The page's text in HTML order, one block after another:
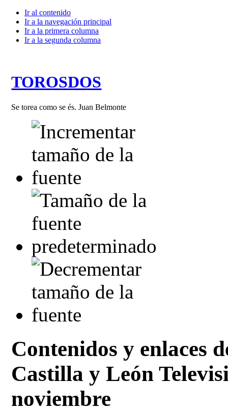
Ir al contenido
Ir a la navegación principal
Ir a la primera columna
Ir a la segunda columna
TOROSDOS
Se torea como se és. Juan Belmonte
Contenidos y enlaces
Castilla y León
noviembre